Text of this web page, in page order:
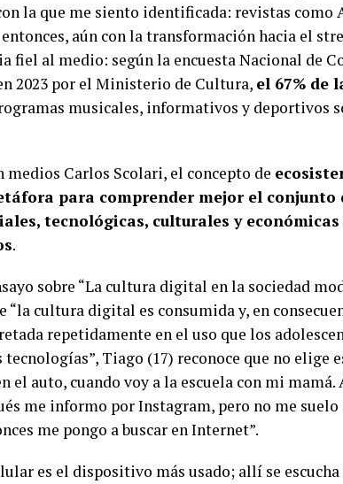
la que me siento identificada: revistas como
aún con la transformación hacia el
fiel al medio: según la encuesta Nacional de
2023 por el Ministerio de Cultura, el 67% de
musicales, informativos y deportivos
medios Carlos Scolari, el concepto de
para comprender mejor el conjunto
tecnológicas, culturales y
.
sobre “La cultura digital en la sociedad
“la cultura digital es consumida y, en
repetidamente en el uso que los
tecnologías”, Tiago (17) reconoce que no elige
el auto, cuando voy a la escuela con mi
me informo por Instagram, pero no me
me pongo a buscar en Internet”.
es el dispositivo más usado; allí se escucha